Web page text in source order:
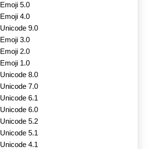
Emoji 5.0
Emoji 4.0
Unicode 9.0
Emoji 3.0
Emoji 2.0
Emoji 1.0
Unicode 8.0
Unicode 7.0
Unicode 6.1
Unicode 6.0
Unicode 5.2
Unicode 5.1
Unicode 4.1